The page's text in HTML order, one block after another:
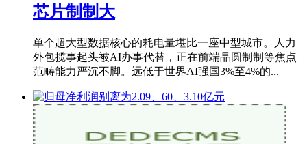
芯片制制大
单个超大型数据核心的耗电量堪比一座中型城市。人力
外包揽事起头被AI办事代替，正在前端晶圆制制等焦点
范畴能力严沉不脚。远低于世界AI强国3%至4%的...